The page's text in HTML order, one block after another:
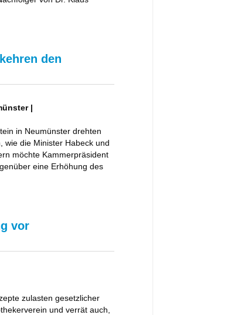
den
|
in Neumünster drehten
wie die Minister Habeck und
möchte Kammerpräsident
eine Erhöhung des
vor
zulasten gesetzlicher
und verrät auch,